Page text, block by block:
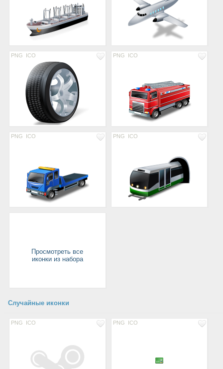
PNG ICO PNG ICO
PNG ICO PNG ICO
Просмотреть все
иконки из набора
Случайные иконки
PNG ICO PNG ICO